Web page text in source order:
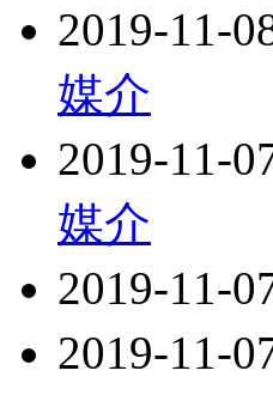
2019-11-
媒介
2019-11-
媒介
2019-11-
2019-11-